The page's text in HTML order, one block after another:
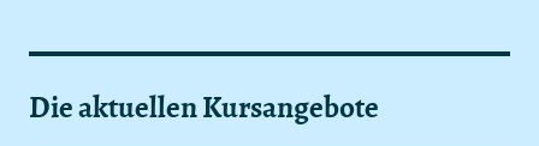
Die aktuellen Kursangebote